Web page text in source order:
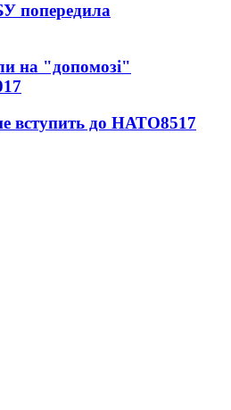
попередила
на "допомозі"
вступить до НАТО8517